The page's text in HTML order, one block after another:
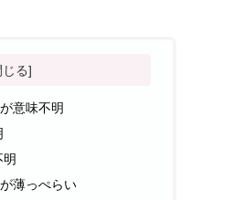
意味不明
薄っぺらい